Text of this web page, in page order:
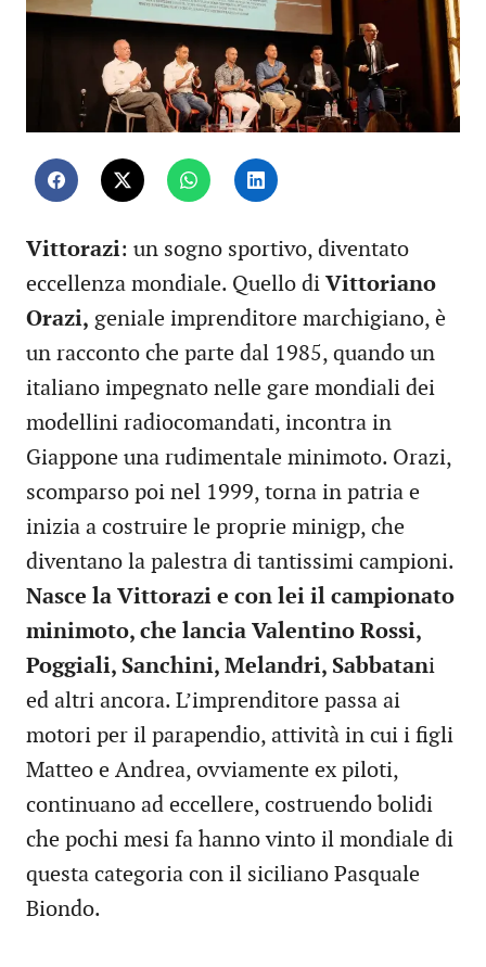
Vittorazi: un sogno sportivo, diventato
eccellenza mondiale. Quello di Vittoriano
Orazi, geniale imprenditore marchigiano, è
un racconto che parte dal 1985, quando un
italiano impegnato nelle gare mondiali dei
modellini radiocomandati, incontra in
Giappone una rudimentale minimoto. Orazi,
scomparso poi nel 1999, torna in patria e
inizia a costruire le proprie minigp, che
diventano la palestra di tantissimi campioni.
Nasce la Vittorazi e con lei il campionato
minimoto, che lancia Valentino Rossi,
Poggiali, Sanchini, Melandri, Sabbatani
ed altri ancora. L’imprenditore passa ai
motori per il parapendio, attività in cui i figli
Matteo e Andrea, ovviamente ex piloti,
continuano ad eccellere, costruendo bolidi
che pochi mesi fa hanno vinto il mondiale di
questa categoria con il siciliano Pasquale
Biondo.